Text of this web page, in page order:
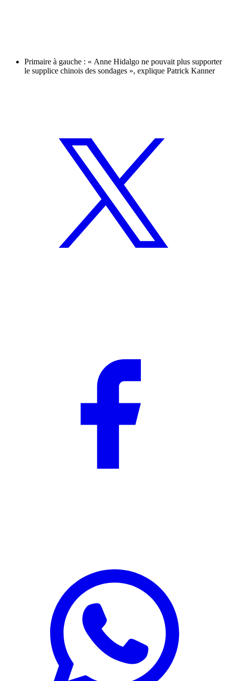
Primaire à gauche : « Anne Hidalgo ne pouvait plus supporter
le supplice chinois des sondages », explique Patrick Kanner